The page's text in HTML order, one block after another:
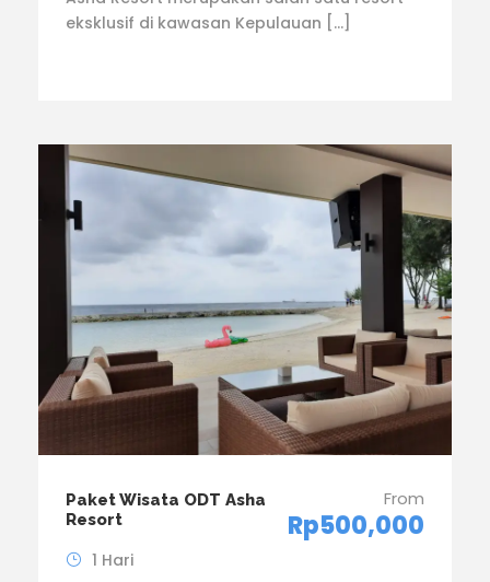
eksklusif di kawasan Kepulauan […]
Paket Wisata ODT Asha
Resort
From
Rp500,000
1 Hari